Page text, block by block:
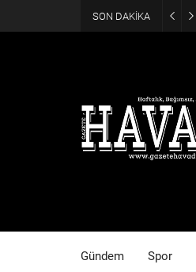
SON DAKİKA
Gündem Spor